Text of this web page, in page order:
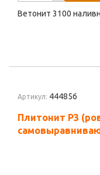
Ветонит 3100
Артикул: 444856
Плитонит Р3